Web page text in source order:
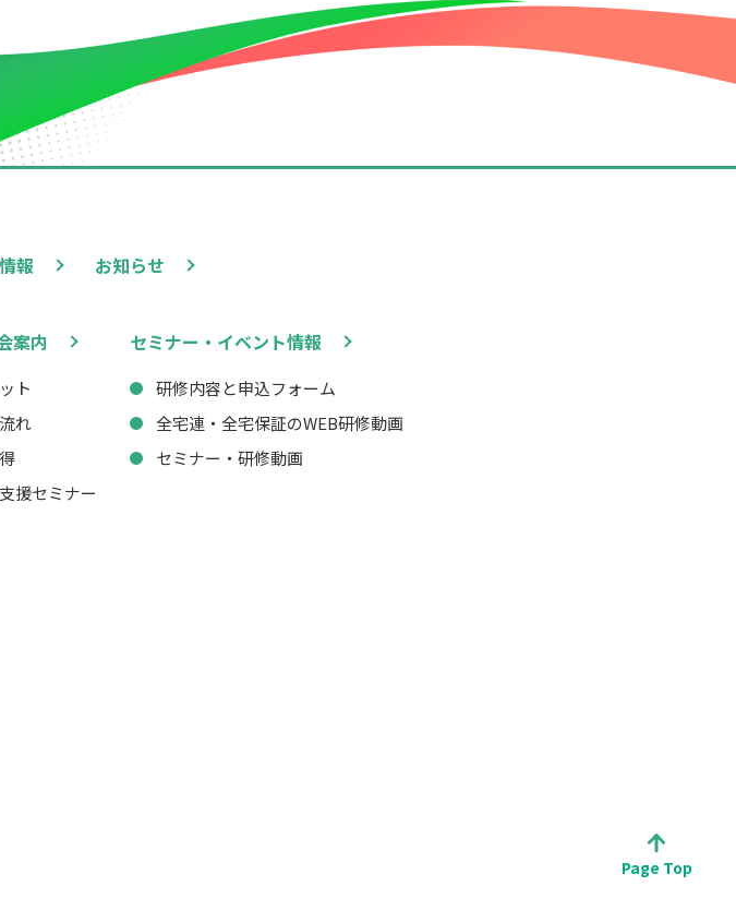
報 お知らせ
案内
ト
れ
援セミナー
セミナー・イベント情報
研修内容と申込フォーム
全宅連・全宅保証のWEB研修動画
セミナー・研修動画
Page Top